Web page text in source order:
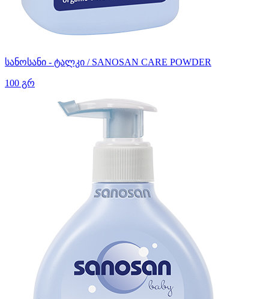
სანოსანი - ტალკი / SANOSAN CARE POWDER
100 გრ